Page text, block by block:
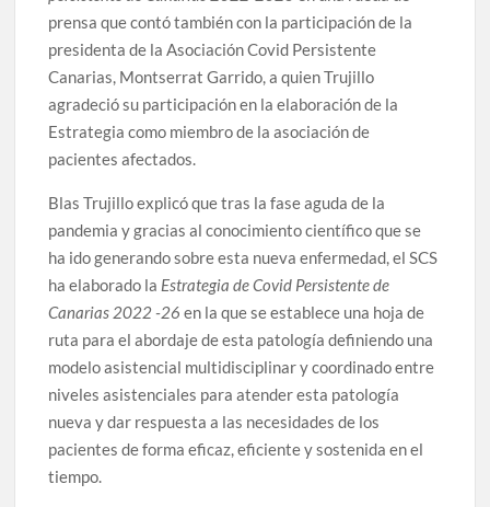
prensa que contó también con la participación de la
presidenta de la Asociación Covid Persistente
Canarias, Montserrat Garrido, a quien Trujillo
agradeció su participación en la elaboración de la
Estrategia como miembro de la asociación de
pacientes afectados.
Blas Trujillo explicó que tras la fase aguda de la
pandemia y gracias al conocimiento científico que se
ha ido generando sobre esta nueva enfermedad, el SCS
ha elaborado la Estrategia de Covid Persistente de
Canarias 2022 -26 en la que se establece una hoja de
ruta para el abordaje de esta patología definiendo una
modelo asistencial multidisciplinar y coordinado entre
niveles asistenciales para atender esta patología
nueva y dar respuesta a las necesidades de los
pacientes de forma eficaz, eficiente y sostenida en el
tiempo.